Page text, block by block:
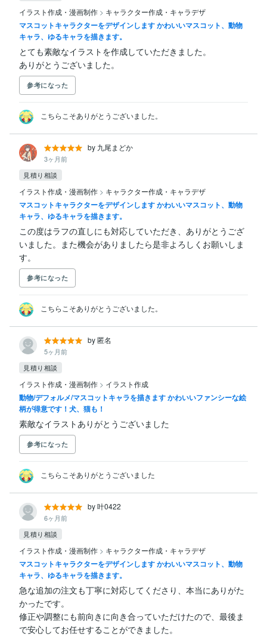
イラスト作成・漫画制作 > キャラクター作成・キャラデザ
マスコットキャラクターをデザインします かわいいマスコット、動物
キャラ、ゆるキャラを描きます。
とても素敵なイラストを作成していただきました。
ありがとうございました。
参考になった
こちらこそありがとうございました。
by 九尾まどか
3ヶ月前
見積り相談
イラスト作成・漫画制作 > キャラクター作成・キャラデザ
マスコットキャラクターをデザインします かわいいマスコット、動物
キャラ、ゆるキャラを描きます。
この度はラフの直しにも対応していただき、ありがとうござ
いました。また機会がありましたら是非よろしくお願いしま
す。
参考になった
こちらこそありがとうございました。
by 匿名
5ヶ月前
見積り相談
イラスト作成・漫画制作 > イラスト作成
動物/デフォルメ/マスコットキャラを描きます かわいいファンシーな絵
柄が得意です！犬、猫も！
素敵なイラストありがとうございました
参考になった
こちらこそありがとうございました
by 叶0422
6ヶ月前
見積り相談
イラスト作成・漫画制作 > キャラクター作成・キャラデザ
マスコットキャラクターをデザインします かわいいマスコット、動物
キャラ、ゆるキャラを描きます。
急な追加の注文も丁寧に対応してくださり、本当にありがた
かったです。
修正や調整にも前向きに向き合っていただけたので、最後ま
で安心してお任せすることができました。